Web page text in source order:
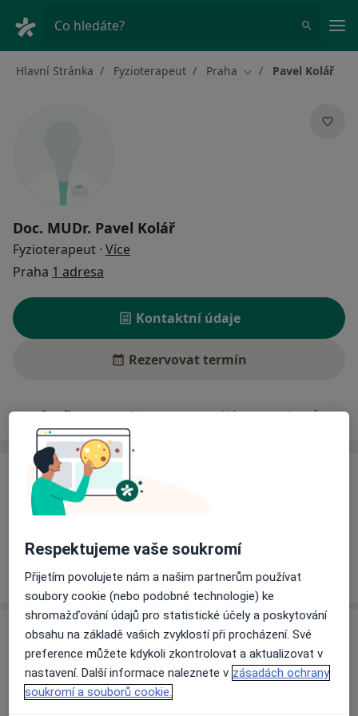
Co hledáte?
Hlavní Stránka Fyzioterapeut Praha Změna města
Pavel Kolář
Doc. MUDr. Pavel Kolář
Fyzioterapeut · Více
Praha 1 adresa
Kontaktní údaje
Rezervovat termín
Ceník Adresy Názory pacientů
Ceník
Informace o službách a cenách nejsou k dispozici
svých službách.
Adresa
Klinika rehabilitace a tělovýchovného
lékařství 2.LF UK a FN Motol
Respektujeme vaše soukromí
Přijetím povolujete nám a našim partnerům používat
soubory cookie (nebo podobné technologie) ke
shromažďování údajů pro statistické účely a poskytování
obsahu na základě vašich zvyklostí při procházení. Své
preference můžete kdykoli zkontrolovat a aktualizovat v
nastavení. Další informace naleznete v zásadách ochrany
soukromí a souborů cookie.